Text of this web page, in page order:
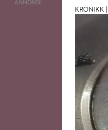
Tag:
innvoller
KRONIKK |